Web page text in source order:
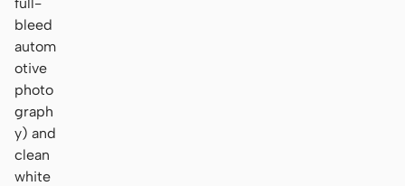
bleed
autom
otive
photo
graph
y) and
clean
white